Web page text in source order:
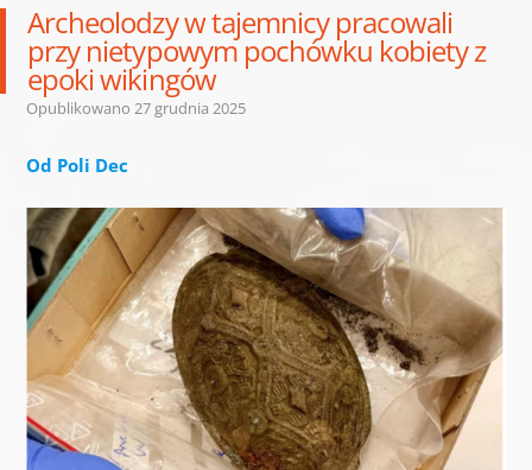
Archeolodzy w tajemnicy pracowali
przy nietypowym pochówku kobiety z
epoki wikingów
Opublikowano 27 grudnia 2025
Od Poli Dec